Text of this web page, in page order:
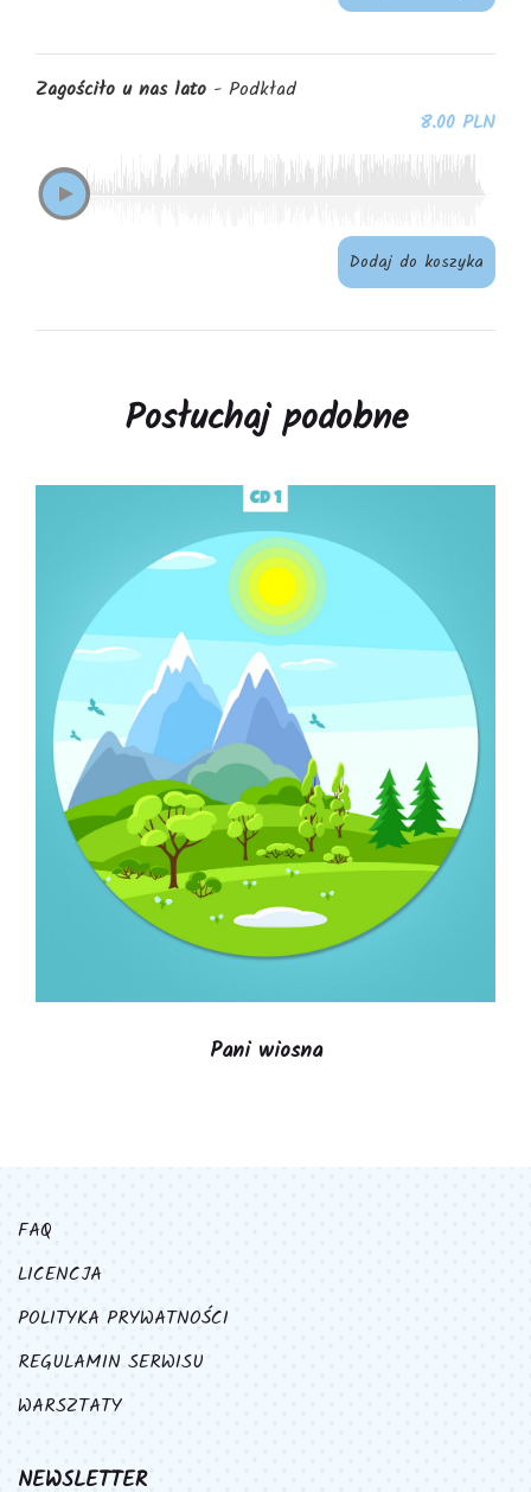
Zagościło u nas lato - Podkład
8.00 PLN
Dodaj do koszyka
Posłuchaj podobne
ZOBACZ WIĘCEJ
Pani wiosna
FAQ
LICENCJA
POLITYKA PRYWATNOŚCI
REGULAMIN SERWISU
WARSZTATY
NEWSLETTER